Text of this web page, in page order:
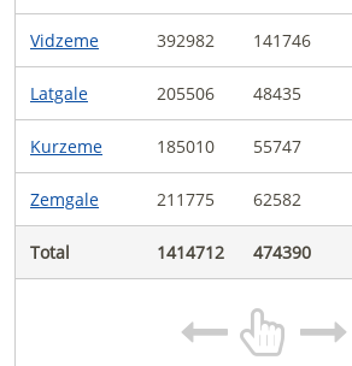
Vidzeme 392982 141746
Latgale 205506 48435
Kurzeme 185010 55747
Zemgale 211775 62582
Total 1414712 474390